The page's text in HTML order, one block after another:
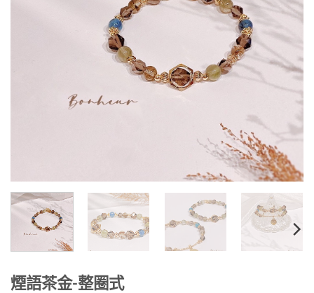
煙語茶金-整圈式